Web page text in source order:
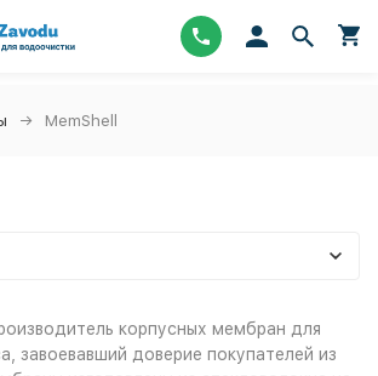
MemShell
корпусных мембран для
завоевавший доверие покупателей из